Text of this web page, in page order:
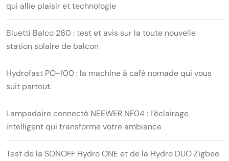
qui allie plaisir et technologie
Bluetti Balco 260 : test et avis sur la toute nouvelle
station solaire de balcon
Hydrofast PO-100 : la machine à café nomade qui vous
suit partout.
Lampadaire connecté NEEWER NF04 : l’éclairage
intelligent qui transforme votre ambiance
Test de la SONOFF Hydro ONE et de la Hydro DUO Zigbee